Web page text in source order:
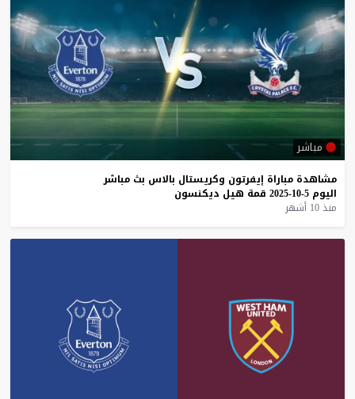
مباشر
مشاهدة مباراة إيفرتون وكريستال بالاس بث مباشر
اليوم 5-10-2025 قمة هيل ديكنسون
منذ 10 أشهر